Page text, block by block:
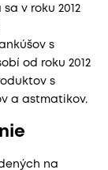
v roku 2012
s
od roku 2012
s
a astmatikov.
na